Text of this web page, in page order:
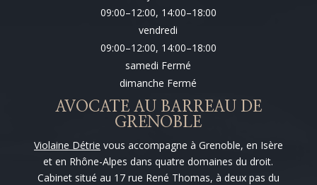
09:00–12:00, 14:00–18:00
vendredi
09:00–12:00, 14:00–18:00
samedi Fermé
dimanche Fermé
AVOCATE AU BARREAU DE
GRENOBLE
Violaine Détrie vous accompagne à Grenoble, en Isère
et en Rhône-Alpes dans quatre domaines du droit.
Cabinet situé au 17 rue René Thomas, à deux pas du